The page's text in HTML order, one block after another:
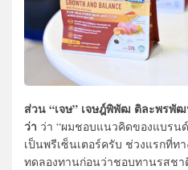
ส่วน “เจษ” เจษฎ์พิพัฒ ติละพรพั
ว่า ว่า “ผมชอบแนวคิดของแบรน
เป็นพรีเซ็นเตอร์ครับ ช่วงแรกที่ท
ทดลองทานก่อนว่าชอบทานรสชา